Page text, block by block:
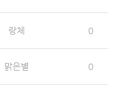
랑체 0
맑은별 0